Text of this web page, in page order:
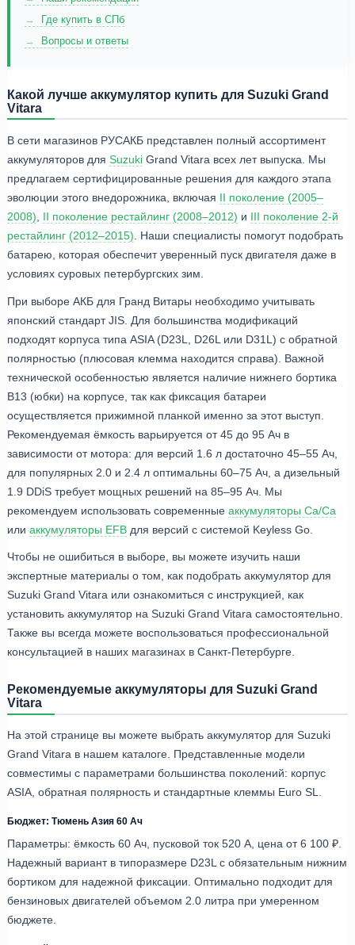
Где купить в СПб
Вопросы и ответы
Какой лучше аккумулятор купить для Suzuki Grand
Vitara
В сети магазинов РУСАКБ представлен полный ассортимент
аккумуляторов для Suzuki Grand Vitara всех лет выпуска. Мы
предлагаем сертифицированные решения для каждого этапа
эволюции этого внедорожника, включая II поколение (2005–
2008)
II поколение рестайлинг (2008–2012) и III поколение 2-й
рестайлинг (2012–2015) . Наши специалисты помогут подобрать
батарею, которая обеспечит уверенный пуск двигателя даже в
условиях суровых петербургских зим.
При выборе АКБ для Гранд Витары необходимо учитывать
японский стандарт JIS. Для большинства модификаций
подходят корпуса типа ASIA (D23L, D26L или D31L) с обратной
полярностью (плюсовая клемма находится справа). Важной
технической особенностью является наличие нижнего бортика
B13 (юбки) на корпусе, так как фиксация батареи
осуществляется прижимной планкой именно за этот выступ.
Рекомендуемая ёмкость варьируется от 45 до 95 Ач в
зависимости от мотора: для версий 1.6 л достаточно 45–55 Ач,
для популярных 2.0 и 2.4 л оптимальны 60–75 Ач, а дизельный
1.9 DDiS требует мощных решений на 85–95 Ач. Мы
рекомендуем использовать современные аккумуляторы Ca/Ca
или аккумуляторы EFB для версий с системой Keyless Go.
Чтобы не ошибиться в выборе, вы можете изучить наши
экспертные материалы о том, как подобрать аккумулятор для
Suzuki Grand Vitara или ознакомиться с инструкцией, как
установить аккумулятор на Suzuki Grand Vitara самостоятельно.
Также вы всегда можете воспользоваться профессиональной
консультацией в наших магазинах в Санкт-Петербурге.
Рекомендуемые аккумуляторы для Suzuki Grand
Vitara
На этой странице вы можете выбрать аккумулятор для Suzuki
Grand Vitara в нашем каталоге. Представленные модели
совместимы с параметрами большинства поколений: корпус
ASIA, обратная полярность и стандартные клеммы Euro SL.
Бюджет: Тюмень Азия 60 Ач
Параметры: ёмкость 60 Ач, пусковой ток 520 А, цена от 6 100 ₽.
Надежный вариант в типоразмере D23L с обязательным нижним
бортиком для надежной фиксации. Оптимально подходит для
бензиновых двигателей объемом 2.0 литра при умеренном
бюджете.